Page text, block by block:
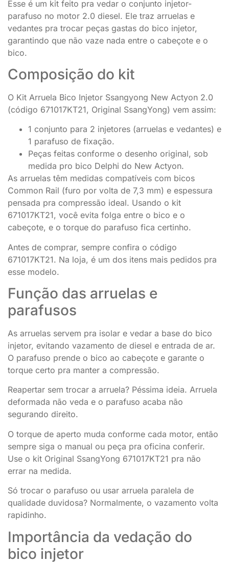
Esse é um kit feito pra vedar o conjunto injetor-
parafuso no motor 2.0 diesel. Ele traz arruelas e
vedantes pra trocar peças gastas do bico injetor,
garantindo que não vaze nada entre o cabeçote e o
bico.
Composição do kit
O Kit Arruela Bico Injetor Ssangyong New Actyon 2.0
(código 671017KT21, Original SsangYong) vem assim:
1 conjunto para 2 injetores (arruelas e vedantes) e
1 parafuso de fixação.
Peças feitas conforme o desenho original, sob
medida pro bico Delphi do New Actyon.
As arruelas têm medidas compatíveis com bicos
Common Rail (furo por volta de 7,3 mm) e espessura
pensada pra compressão ideal. Usando o kit
671017KT21, você evita folga entre o bico e o
cabeçote, e o torque do parafuso fica certinho.
Antes de comprar, sempre confira o código
671017KT21. Na loja, é um dos itens mais pedidos pra
esse modelo.
Função das arruelas e
parafusos
As arruelas servem pra isolar e vedar a base do bico
injetor, evitando vazamento de diesel e entrada de ar.
O parafuso prende o bico ao cabeçote e garante o
torque certo pra manter a compressão.
Reapertar sem trocar a arruela? Péssima ideia. Arruela
deformada não veda e o parafuso acaba não
segurando direito.
O torque de aperto muda conforme cada motor, então
sempre siga o manual ou peça pra oficina conferir.
Use o kit Original SsangYong 671017KT21 pra não
errar na medida.
Só trocar o parafuso ou usar arruela paralela de
qualidade duvidosa? Normalmente, o vazamento volta
rapidinho.
Importância da vedação do
bico injetor